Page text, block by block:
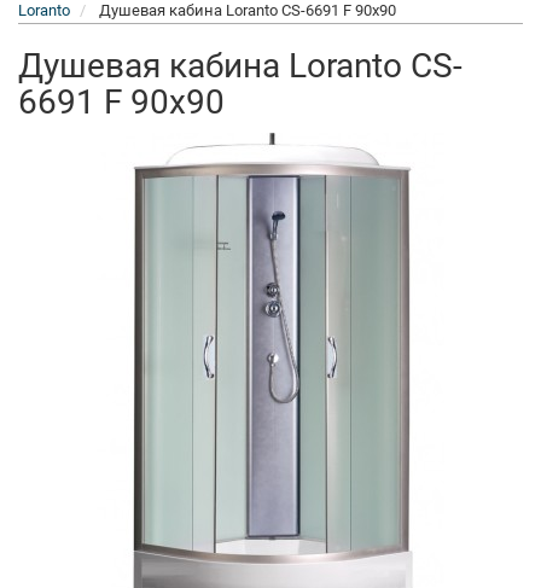
Loranto
Душевая кабина Loranto CS-6691 F 90x90
Душевая кабина Loranto CS-
6691 F 90x90